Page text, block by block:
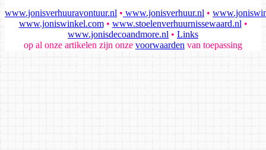
www.jonisverhuuravontuur.nl • www.jonisverhuur.nl •
www.joniswinkel.com• www.stoelenverhuurnissewaard.nl •
www.jonisdecoandmore.nl • Links
op al onze artikelen zijn onze voorwaarden van toepassing